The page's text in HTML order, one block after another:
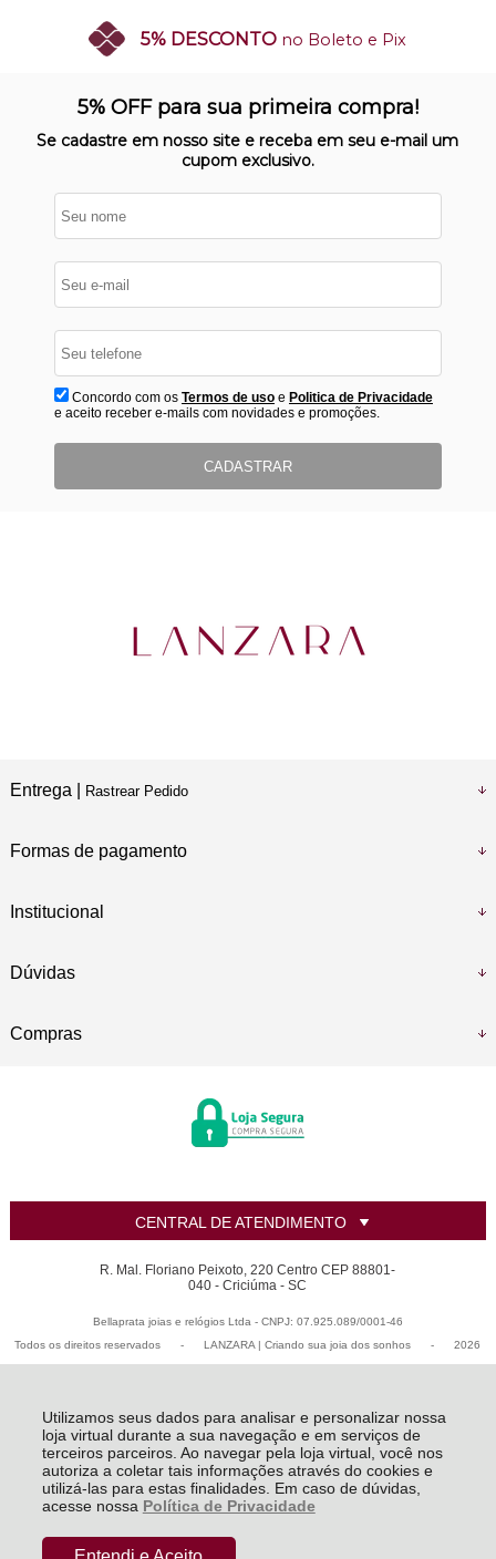
Utilizamos seus dados para analisar e personalizar nossa
loja virtual durante a sua navegação e em serviços de
terceiros parceiros. Ao navegar pela loja virtual, você nos
autoriza a coletar tais informações através do cookies e
utilizá-las para estas finalidades. Em caso de dúvidas,
acesse nossa Política de Privacidade
5% DESCONTO no Boleto e Pix
Nosso site opera em ambiente
protegido
5% OFF para sua primeira compra!
Se cadastre em nosso site e receba em seu e-mail um
cupom exclusivo.
Concordo com os Termos de usoe Politica de Privacidade
e aceito receber e-mails com novidades e promoções.
CADASTRAR
Entrega | Rastrear Pedido
Formas de pagamento
Institucional
Dúvidas
Compras
CENTRAL DE ATENDIMENTO
R. Mal. Floriano Peixoto, 220 Centro CEP 88801-
040 - Criciúma - SC
Bellaprata joias e relógios Ltda - CNPJ: 07.925.089/0001-46
Todos os direitos reservados
- LANZARA | Criando sua joia dos sonhos - 2026